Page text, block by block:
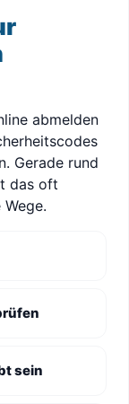
abmelden
Gerade rund
das oft
sein